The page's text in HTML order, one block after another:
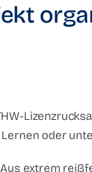
oder
Aus extrem